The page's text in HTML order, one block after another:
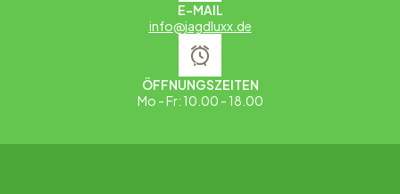
E-MAIL
info@jagdluxx.de
ÖFFNUNGSZEITEN
Mo - Fr: 10.00 - 18.00